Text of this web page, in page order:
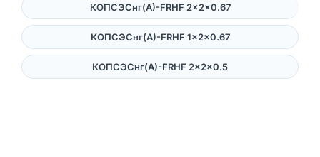
КОПСЭСнг(А)-FRHF 2×2×0.67
КОПСЭСнг(А)-FRHF 1×2×0.67
КОПСЭСнг(А)-FRHF 2×2×0.5